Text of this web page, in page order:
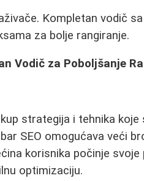
Kompletan vodič sa
za bolje rangiranje.
Vodič za Poboljšanje
strategija i tehnika
SEO omogućava veći
korisnika počinje
optimizaciju.